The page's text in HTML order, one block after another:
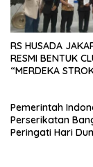
RS HUSADA
RESMI BENTUK
“MERDEKA
Pemerintah
Perserikatan
Peringati Hari